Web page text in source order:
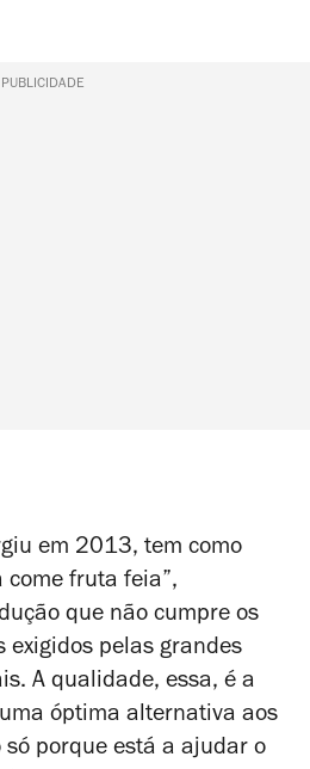
PUBLICIDADE
em 2013, tem como
come fruta feia”,
que não cumpre os
exigidos pelas grandes
A qualidade, essa, é a
óptima alternativa aos
porque está a ajudar o